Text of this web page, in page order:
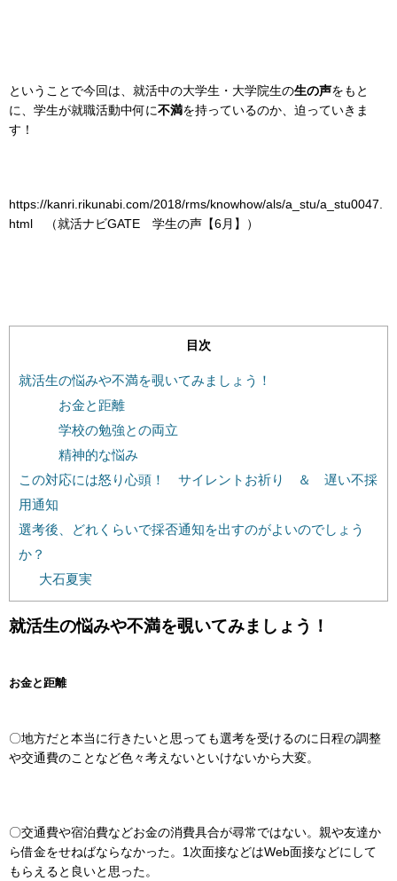
ということで今回は、就活中の大学生・大学院生の生の声をもと
に、学生が就職活動中何に不満を持っているのか、迫っていきま
す！
https://kanri.rikunabi.com/2018/rms/knowhow/als/a_stu/a_stu0047.
html （就活ナビGATE 学生の声【6月】）
目次
就活生の悩みや不満を覗いてみましょう！
お金と距離
学校の勉強との両立
精神的な悩み
この対応には怒り心頭！ サイレントお祈り ＆ 遅い不採
用通知
選考後、どれくらいで採否通知を出すのがよいのでしょう
か？
大石夏実
就活生の悩みや不満を覗いてみましょう！
お金と距離
〇地方だと本当に行きたいと思っても選考を受けるのに日程の調整
や交通費のことなど色々考えないといけないから大変。
〇交通費や宿泊費などお金の消費具合が尋常ではない。親や友達か
ら借金をせねばならなかった。1次面接などはWeb面接などにして
もらえると良いと思った。